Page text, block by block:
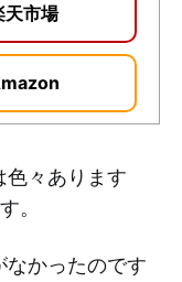
天市場
色々あります
。
かったのです